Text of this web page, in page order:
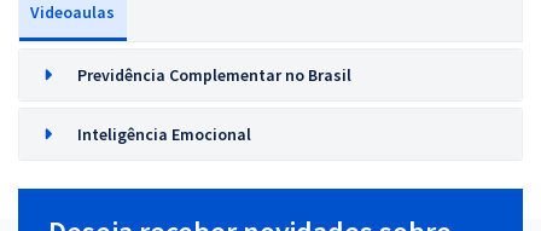
Videoaulas
Previdência Complementar no Brasil
Inteligência Emocional